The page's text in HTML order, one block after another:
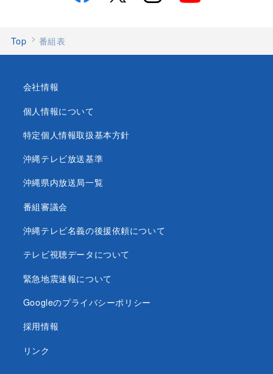
Top 番組表
会社情報
個人情報について
特定個人情報取扱基本方針
沖縄テレビ放送基準
沖縄県内放送局一覧
番組審議会
沖縄テレビ名義の後援依頼について
テレビ視聴データについて
緊急地震速報について
Googleのプライバシーポリシー
採用情報
リンク